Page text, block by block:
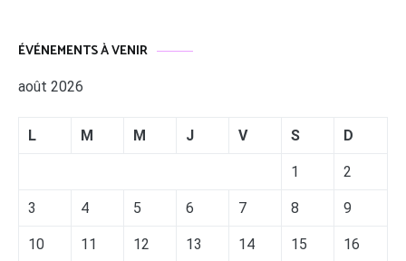
ÉVÉNEMENTS À VENIR
août 2026
L M M J V S D
1 2
3 4 5 6 7 8 9
10 11 12 13 14 15 16